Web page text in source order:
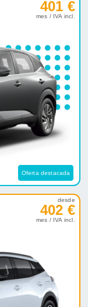
401 €
mes / IVA incl.
Oferta destacada
desde
402 €
mes / IVA incl.